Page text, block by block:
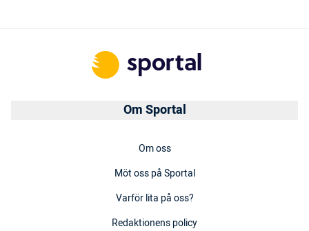
Om Sportal
Om oss
Möt oss på Sportal
Varför lita på oss?
Redaktionens policy